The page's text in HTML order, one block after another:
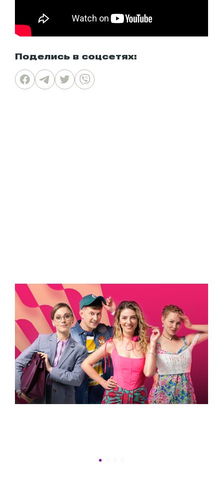
Поделись в соцсетях: